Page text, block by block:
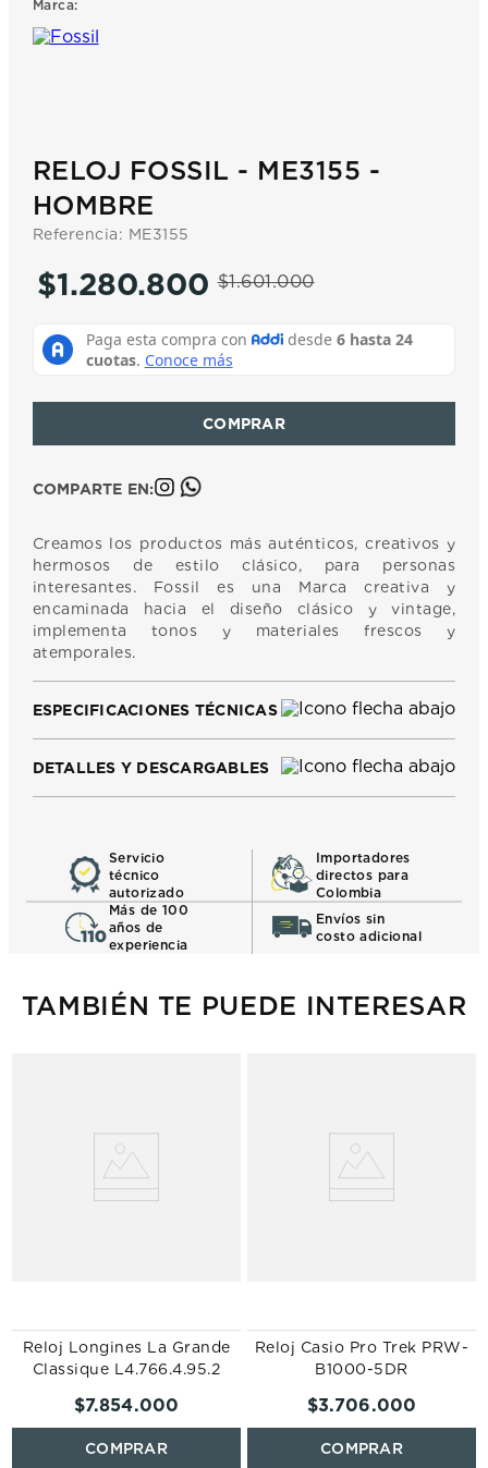
Marca:
RELOJ FOSSIL - ME3155 -
HOMBRE
Referencia: ME3155
$1.601.000
$1.280.800
COMPARTE EN:
Creamos los productos más auténticos, creativos y
hermosos de estilo clásico, para personas
interesantes. Fossil es una Marca creativa y
encaminada hacia el diseño clásico y vintage,
implementa tonos y materiales frescos y
atemporales.
ESPECIFICACIONES TÉCNICAS
DETALLES Y DESCARGABLES
Servicio
técnico
autorizado
Importadores
directos para
Colombia
Más de 100
años de
experiencia
Envíos sin
costo adicional
TAMBIÉN TE PUEDE INTERESAR
Reloj Longines La Grande
Classique L4.766.4.95.2
$7.854.000
Reloj Casio Pro Trek PRW-
B1000-5DR
$3.706.000